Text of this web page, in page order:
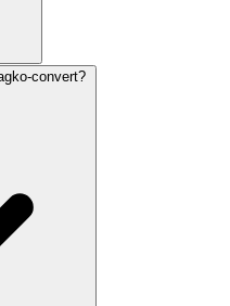
convert?